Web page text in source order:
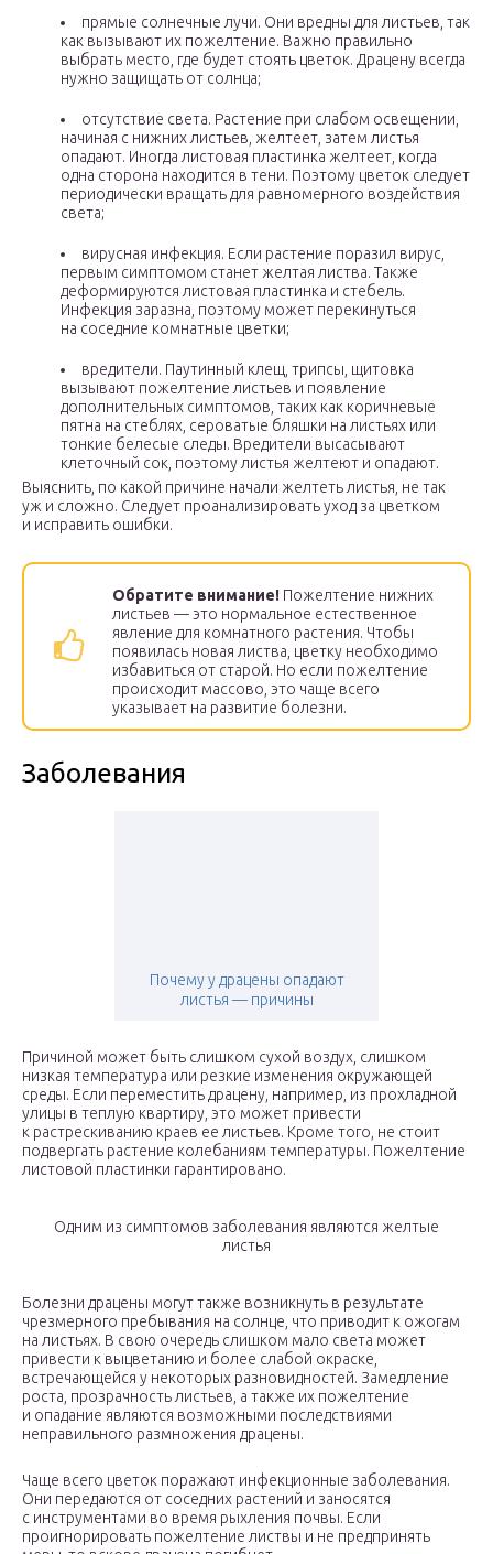
прямые солнечные лучи. Они вредны для листьев, так
как вызывают их пожелтение. Важно правильно
выбрать место, где будет стоять цветок. Драцену всегда
нужно защищать от солнца;
отсутствие света. Растение при слабом освещении,
начиная с нижних листьев, желтеет, затем листья
опадают. Иногда листовая пластинка желтеет, когда
одна сторона находится в тени. Поэтому цветок следует
периодически вращать для равномерного воздействия
света;
вирусная инфекция. Если растение поразил вирус,
первым симптомом станет желтая листва. Также
деформируются листовая пластинка и стебель.
Инфекция заразна, поэтому может перекинуться
на соседние комнатные цветки;
вредители. Паутинный клещ, трипсы, щитовка
вызывают пожелтение листьев и появление
дополнительных симптомов, таких как коричневые
пятна на стеблях, сероватые бляшки на листьях или
тонкие белесые следы. Вредители высасывают
клеточный сок, поэтому листья желтеют и опадают.
Выяснить, по какой причине начали желтеть листья, не так
уж и сложно. Следует проанализировать уход за цветком
и исправить ошибки.
Обратите внимание! Пожелтение нижних
листьев — это нормальное естественное
явление для комнатного растения. Чтобы
появилась новая листва, цветку необходимо
избавиться от старой. Но если пожелтение
происходит массово, это чаще всего
указывает на развитие болезни.
Заболевания
Почему у драцены опадают
листья — причины
Причиной может быть слишком сухой воздух, слишком
низкая температура или резкие изменения окружающей
среды. Если переместить драцену, например, из прохладной
улицы в теплую квартиру, это может привести
к растрескиванию краев ее листьев. Кроме того, не стоит
подвергать растение колебаниям температуры. Пожелтение
листовой пластинки гарантировано.
Одним из симптомов заболевания являются желтые
листья
Болезни драцены могут также возникнуть в результате
чрезмерного пребывания на солнце, что приводит к ожогам
на листьях. В свою очередь слишком мало света может
привести к выцветанию и более слабой окраске,
встречающейся у некоторых разновидностей. Замедление
роста, прозрачность листьев, а также их пожелтение
и опадание являются возможными последствиями
неправильного размножения драцены.
Чаще всего цветок поражают инфекционные заболевания.
Они передаются от соседних растений и заносятся
с инструментами во время рыхления почвы. Если
проигнорировать пожелтение листвы и не предпринять